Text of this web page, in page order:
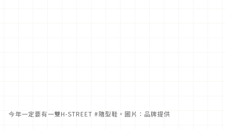
今年一定要有一雙H-STREET #隨型鞋。圖片：品牌提供